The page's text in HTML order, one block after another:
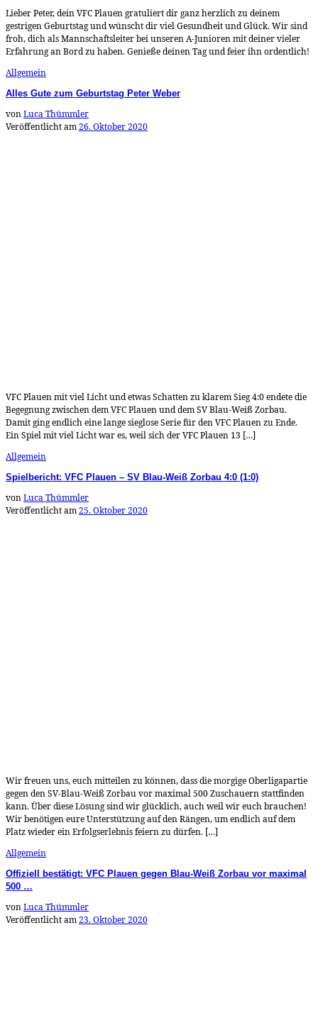
Lieber Peter, dein VFC Plauen gratuliert dir ganz herzlich zu deinem
gestrigen Geburtstag und wünscht dir viel Gesundheit und Glück. Wir sind
froh, dich als Mannschaftsleiter bei unseren A-Junioren mit deiner vieler
Erfahrung an Bord zu haben. Genieße deinen Tag und feier ihn ordentlich!
Allgemein
Alles Gute zum Geburtstag Peter Weber
vonLuca Thümmler
Veröffentlicht am26. Oktober 2020
VFC Plauen mit viel Licht und etwas Schatten zu klarem Sieg 4:0 endete die
Begegnung zwischen dem VFC Plauen und dem SV Blau-Weiß Zorbau.
Damit ging endlich eine lange sieglose Serie für den VFC Plauen zu Ende.
Ein Spiel mit viel Licht war es, weil sich der VFC Plauen 13 […]
Allgemein
Spielbericht: VFC Plauen – SV Blau-Weiß Zorbau 4:0 (1:0)
vonLuca Thümmler
Veröffentlicht am25. Oktober 2020
Wir freuen uns, euch mitteilen zu können, dass die morgige Oberligapartie
gegen den SV-Blau-Weiß Zorbau vor maximal 500 Zuschauern stattfinden
kann. Über diese Lösung sind wir glücklich, auch weil wir euch brauchen!
Wir benötigen eure Unterstützung auf den Rängen, um endlich auf dem
Platz wieder ein Erfolgserlebnis feiern zu dürfen. […]
Allgemein
Offiziell bestätigt: VFC Plauen gegen Blau-Weiß Zorbau vor maximal
500 …
vonLuca Thümmler
Veröffentlicht am23. Oktober 2020